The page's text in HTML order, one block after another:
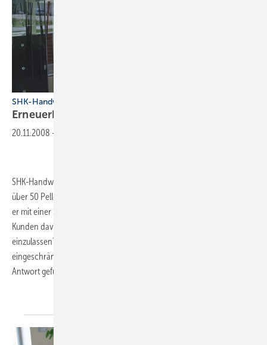
SHK-Handwerksbetrieb Sturm
Erneuerbare Heiztechnik erfolgreich
20.11.2008 -
SHK-Handwerksunternehmer Ulfried Sturm wird in diesem Jahr wohl
über 50 Pelletheizanlagen installieren – die meisten davon kombiniert
er mit einer Solar­thermieanlage. Doch wie überzeugt man seine
Kunden ­davon, sich auf die relativ hohen Investitionskosten ­
einzulassen? Anfangs war dies für Sturm sehr mühsam und nur ­
eingeschränkt erfolgreich. Inzwischen hat er aber eine passende
Antwortgefunden.